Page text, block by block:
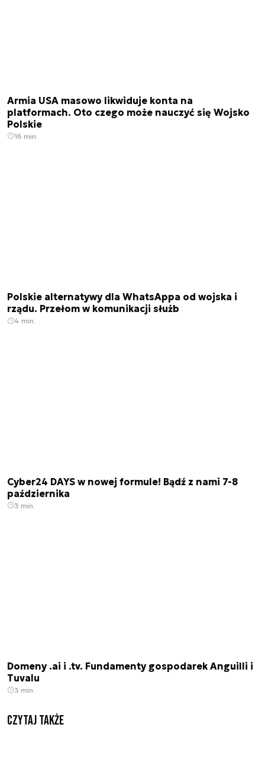
Armia USA masowo likwiduje konta na
platformach. Oto czego może nauczyć się Wojsko
Polskie
16 min.
Polskie alternatywy dla WhatsAppa od wojska i
rządu. Przełom w komunikacji służb
4 min.
Cyber24 DAYS w nowej formule! Bądź z nami 7-8
października
3 min.
Domeny .ai i .tv. Fundamenty gospodarek Anguilli i
Tuvalu
3 min.
Czytaj także